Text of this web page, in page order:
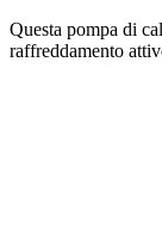
Questa pompa di
raffreddamento